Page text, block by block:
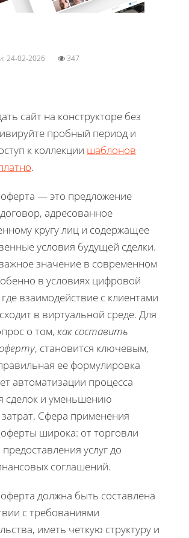
24-02-2026 347
сайт на конструкторе без
пробный период и
к коллекции шаблонов
.
— это предложение
адресованное
кругу лиц и содержащее
условия будущей сделки.
значение в современном
в условиях цифровой
взаимодействие с клиентами
в виртуальной среде. Для
о том, как составить
, становится ключевым,
ее формулировка
автоматизации процесса
сделок и уменьшению
Сфера применения
широка: от торговли
услуг до
соглашений.
должна быть составлена
с требованиями
иметь четкую структуру и